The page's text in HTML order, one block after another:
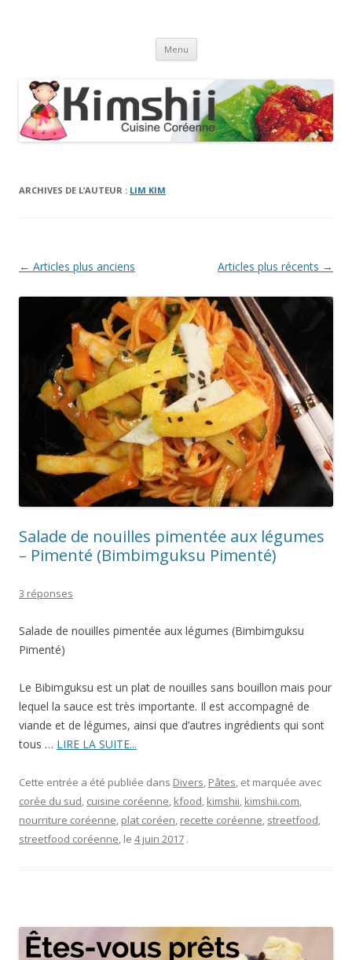
Menu Aller
contenu
ARCHIVES DE L’AUTEUR : LIM KIM
Navigation
← Articles plus anciens Articles plus récents →
Salade de nouilles pimentée aux légumes
– Pimenté (Bimbimguksu Pimenté)
3 réponses
Salade de nouilles pimentée aux légumes (Bimbimguksu
Pimenté)
Le Bibimguksu est un plat de nouilles sans bouillon mais pour
lequel la sauce est très importante. Il est accompagné de
viande et de légumes, ainsi que d’autres ingrédients qui sont
tous … LIRE LA SUITE...
Cette entrée a été publiée dans Divers, Pâtes, et marquée avec
corée du sud, cuisine coréenne, kfood, kimshii, kimshii.com,
nourriture coréenne, plat coréen, recette coréenne, streetfood,
streetfood coréenne, le 4 juin 2017 .